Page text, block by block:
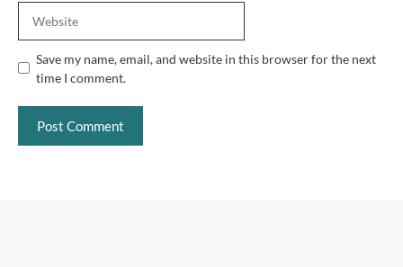
Save my name, email, and website in this browser for the next
time I comment.